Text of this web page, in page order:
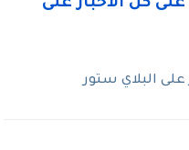
البلاي ستور